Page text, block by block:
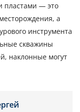
пластами — это
а
инструмента
скважины
наклонные могут